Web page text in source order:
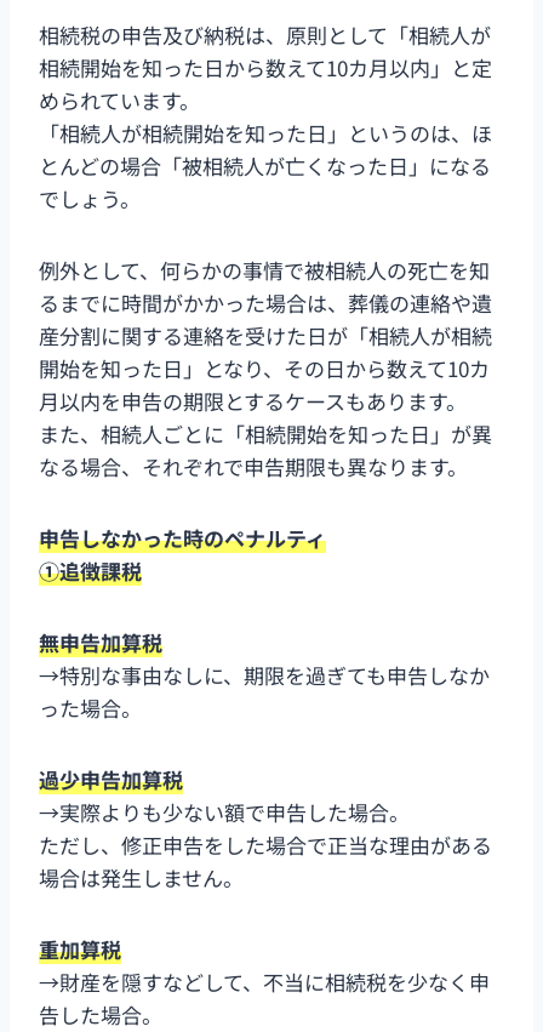
相続税の申告及び納税は、原則として「相続人が
相続開始を知った日から数えて10カ月以内」と定
められています。
「相続人が相続開始を知った日」というのは、ほ
とんどの場合「被相続人が亡くなった日」になる
でしょう。
例外として、何らかの事情で被相続人の死亡を知
るまでに時間がかかった場合は、葬儀の連絡や遺
産分割に関する連絡を受けた日が「相続人が相続
開始を知った日」となり、その日から数えて10カ
月以内を申告の期限とするケースもあります。
また、相続人ごとに「相続開始を知った日」が異
なる場合、それぞれで申告期限も異なります。
申告しなかった時のペナルティ
①追徴課税
無申告加算税
→特別な事由なしに、期限を過ぎても申告しなか
った場合。
過少申告加算税
→実際よりも少ない額で申告した場合。
ただし、修正申告をした場合で正当な理由がある
場合は発生しません。
重加算税
→財産を隠すなどして、不当に相続税を少なく申
告した場合。